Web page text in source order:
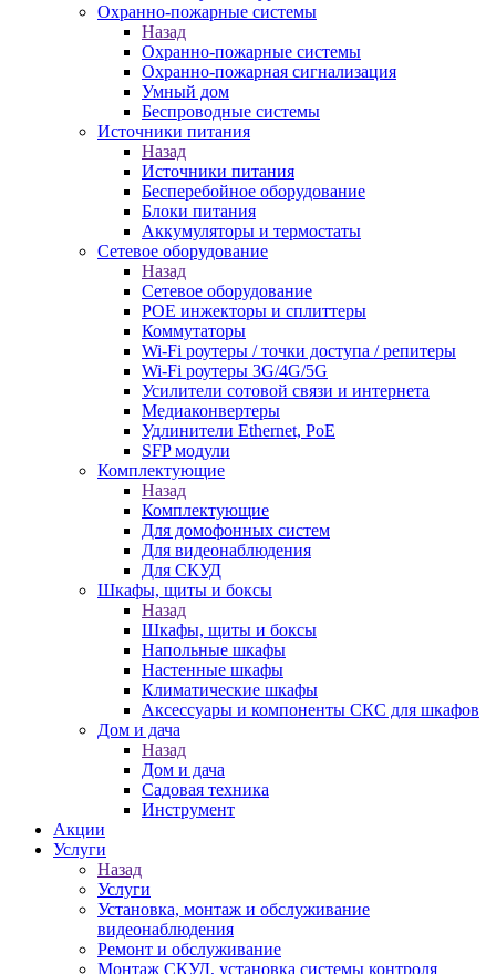
Охранно-пожарные системы
Назад
Охранно-пожарные системы
Охранно-пожарная сигнализация
Умный дом
Беспроводные системы
Источники питания
Назад
Источники питания
Бесперебойное оборудование
Блоки питания
Аккумуляторы и термостаты
Сетевое оборудование
Назад
Сетевое оборудование
POE инжекторы и сплиттеры
Коммутаторы
Wi-Fi роутеры / точки доступа / репитеры
Wi-Fi роутеры 3G/4G/5G
Усилители сотовой связи и интернета
Медиаконвертеры
Удлинители Ethernet, PoE
SFP модули
Комплектующие
Назад
Комплектующие
Для домофонных систем
Для видеонаблюдения
Для СКУД
Шкафы, щиты и боксы
Назад
Шкафы, щиты и боксы
Напольные шкафы
Настенные шкафы
Климатические шкафы
Аксессуары и компоненты СКС для шкафов
Дом и дача
Назад
Дом и дача
Садовая техника
Инструмент
Акции
Услуги
Назад
Услуги
Установка, монтаж и обслуживание
видеонаблюдения
Ремонт и обслуживание
Монтаж СКУД, установка системы контроля